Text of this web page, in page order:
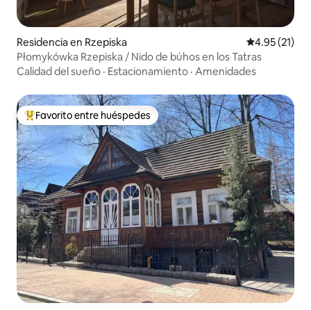
Residencia en Rzepiska Calificación
4.95 (21)
Płomykówka Rzepiska / Nido de búhos en los Tatras
Calidad del sueño · Estacionamiento · Amenidades
De los mejores en Favorito entre huéspedes
Favorito entre huéspedes